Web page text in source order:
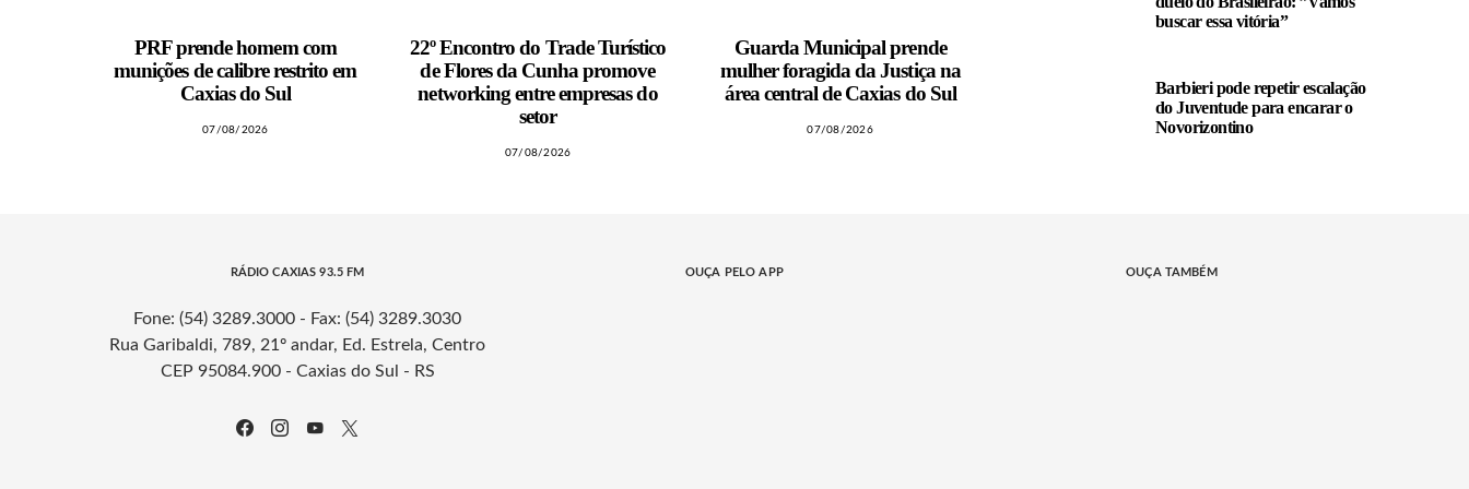
PRF prende homem com
munições de calibre restrito em
Caxias do Sul
07/08/2026
22º Encontro do Trade Turístico
de Flores da Cunha promove
networking entre empresas do
setor
07/08/2026
Guarda Municipal prende
mulher foragida da Justiça na
área central de Caxias do Sul
07/08/2026
buscar essa vitória”
Barbieri pode repetir escalação
do Juventude para encarar o
Novorizontino
RÁDIO CAXIAS 93.5 FM
Fone: (54) 3289.3000 - Fax: (54) 3289.3030
Rua Garibaldi, 789, 21º andar, Ed. Estrela, Centro
CEP 95084.900 - Caxias do Sul - RS
OUÇA PELO APP OUÇA TAMBÉM